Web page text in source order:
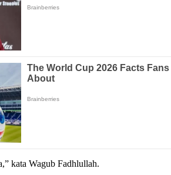
kata Wagub Fadhlullah.